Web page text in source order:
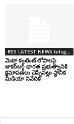
RSS LATEST NEWS telugu తాజా వార్తలు
మెటా కంటెంట్‌ లోపాలపై
జుకర్‌బర్గ్‌ భారత ప్రభుత్వానికి
క్షమాపణలు చెప్పినట్లు స్థానిక
మీడియా నివేదిక